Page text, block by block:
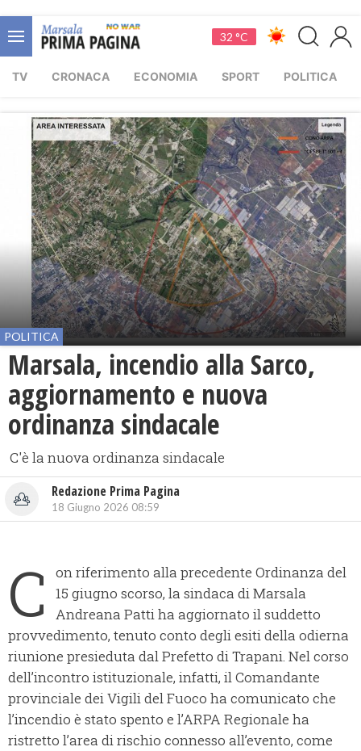
32 °C
TV CRONACA ECONOMIA SPORT POLITICA
POLITICA
Marsala, incendio alla Sarco,
aggiornamento e nuova
ordinanza sindacale
C'è la nuova ordinanza sindacale
Redazione Prima Pagina
18 Giugno 2026 08:59
C
on riferimento alla precedente Ordinanza del
15 giugno scorso, la sindaca di Marsala
Andreana Patti ha aggiornato il suddetto
provvedimento, tenuto conto degli esiti della odierna
riunione presieduta dal Prefetto di Trapani. Nel corso
dell’incontro istituzionale, infatti, il Comandante
provinciale dei Vigili del Fuoco ha comunicato che
l’incendio è stato spento e l’ARPA Regionale ha
ristretto l’area di rischio connesso all’evento, come